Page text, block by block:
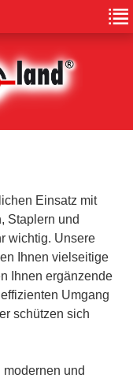
Einsatz mit
Staplern und
wichtig. Unsere
Ihnen vielseitige
Ihnen ergänzende
Umgang
schützen sich
und